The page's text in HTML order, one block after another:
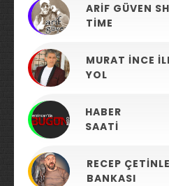
ARIF GÜVEN
TIME
MURAT İNCE
YOL
HABER
SAATI
RECEP
BANKASI